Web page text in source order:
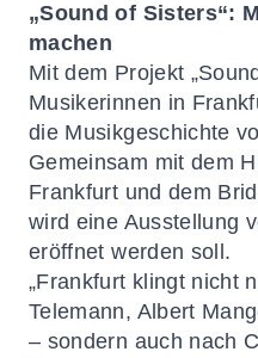
„Sound of Sisters“:
machen
Mit dem Projekt
Musikerinnen in
die Musikgeschichte
Gemeinsam mit dem
Frankfurt und dem
wird eine Ausstellung
eröffnet werden soll.
„Frankfurt klingt nicht
Telemann, Albert
– sondern auch nach